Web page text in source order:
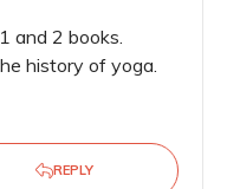
and 2 books.
history of yoga.
REPLY